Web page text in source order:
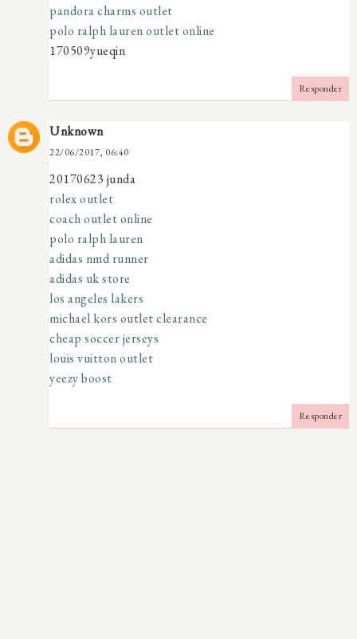
pandora charms outlet
polo ralph lauren outlet online
170509yueqin
Responder
Unknown
22/06/2017, 06:40
20170623 junda
rolex outlet
coach outlet online
polo ralph lauren
adidas nmd runner
adidas uk store
los angeles lakers
michael kors outlet clearance
cheap soccer jerseys
louis vuitton outlet
yeezy boost
Responder